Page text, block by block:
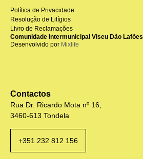
Política de Privacidade
Resolução de Litígios
Livro de Reclamações
Comunidade Intermunicipal Viseu Dão Lafões
Desenvolvido por Mixlife
Contactos
Rua Dr. Ricardo Mota nº 16,
3460-613 Tondela
+351 232 812 156